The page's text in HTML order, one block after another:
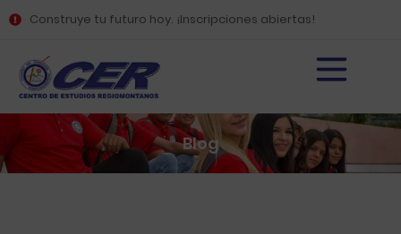
Construye tu futuro hoy. ¡Inscripciones abiertas!
Blog